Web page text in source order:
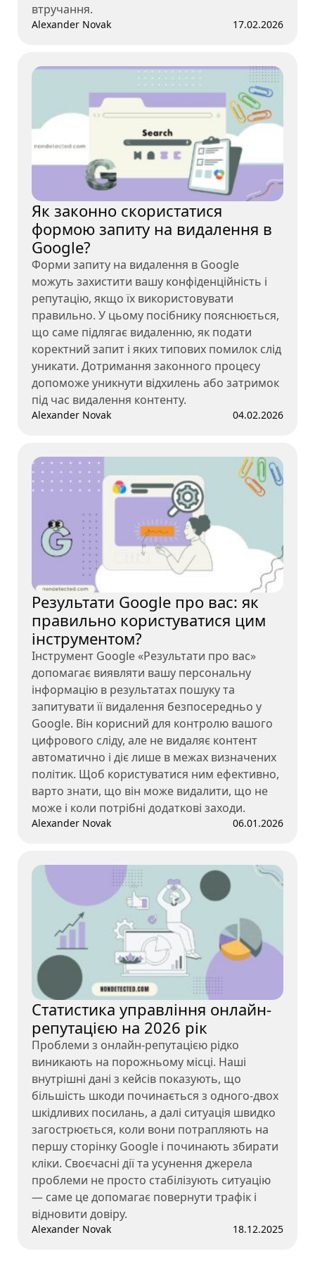
втручання.
Alexander Novak 17.02.2026
Як законно скористатися
формою запиту на видалення в
Google?
Форми запиту на видалення в Google
можуть захистити вашу конфіденційність і
репутацію, якщо їх використовувати
правильно. У цьому посібнику пояснюється,
що саме підлягає видаленню, як подати
коректний запит і яких типових помилок слід
уникати. Дотримання законного процесу
допоможе уникнути відхилень або затримок
під час видалення контенту.
Alexander Novak 04.02.2026
Результати Google про вас: як
правильно користуватися цим
інструментом?
Інструмент Google «Результати про вас»
допомагає виявляти вашу персональну
інформацію в результатах пошуку та
запитувати її видалення безпосередньо у
Google. Він корисний для контролю вашого
цифрового сліду, але не видаляє контент
автоматично і діє лише в межах визначених
політик. Щоб користуватися ним ефективно,
варто знати, що він може видалити, що не
може і коли потрібні додаткові заходи.
Alexander Novak 06.01.2026
Статистика управління онлайн-
репутацією на 2026 рік
Проблеми з онлайн-репутацією рідко
виникають на порожньому місці. Наші
внутрішні дані з кейсів показують, що
більшість шкоди починається з одного-двох
шкідливих посилань, а далі ситуація швидко
загострюється, коли вони потрапляють на
першу сторінку Google і починають збирати
кліки. Своєчасні дії та усунення джерела
проблеми не просто стабілізують ситуацію
— саме це допомагає повернути трафік і
відновити довіру.
Alexander Novak 18.12.2025